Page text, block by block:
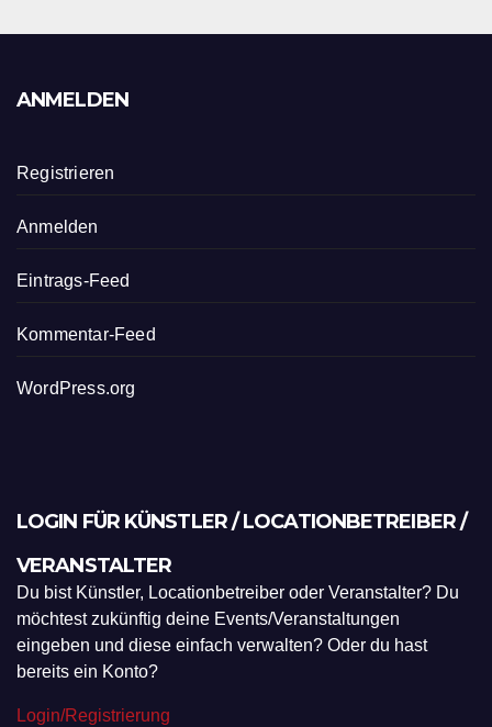
ANMELDEN
Registrieren
Anmelden
Eintrags-Feed
Kommentar-Feed
WordPress.org
LOGIN FÜR KÜNSTLER / LOCATIONBETREIBER /
VERANSTALTER
Du bist Künstler, Locationbetreiber oder Veranstalter? Du
möchtest zukünftig deine Events/Veranstaltungen
eingeben und diese einfach verwalten? Oder du hast
bereits ein Konto?
Login/Registrierung